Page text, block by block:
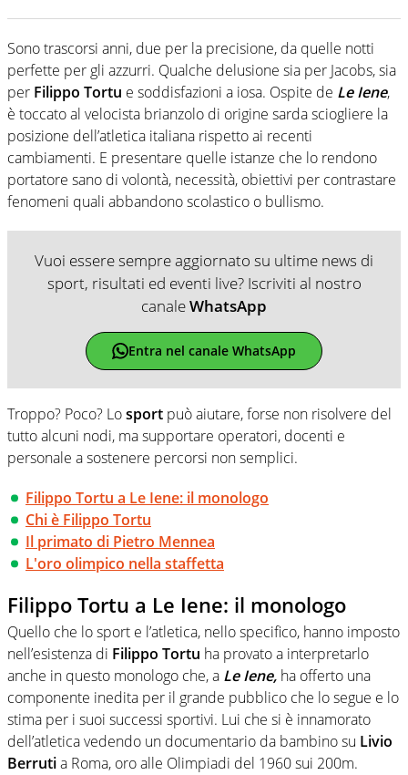
Sono trascorsi anni, due per la precisione, da quelle notti
perfette per gli azzurri. Qualche delusione sia per Jacobs, sia
per Filippo Tortu e soddisfazioni a iosa. Ospite de Le Iene,
è toccato al velocista brianzolo di origine sarda sciogliere la
posizione dell’atletica italiana rispetto ai recenti
cambiamenti. E presentare quelle istanze che lo rendono
portatore sano di volontà, necessità, obiettivi per contrastare
fenomeni quali abbandono scolastico o bullismo.
Vuoi essere sempre aggiornato su ultime news di
sport, risultati ed eventi live? Iscriviti al nostro
canaleWhatsApp
Entra nel canale WhatsApp
Troppo? Poco? Losport può aiutare, forse non risolvere del
tutto alcuni nodi, ma supportare operatori, docenti e
personale a sostenere percorsi non semplici.
Filippo Tortu a Le Iene: il monologo
Chi è Filippo Tortu
Il primato di Pietro Mennea
L'oro olimpico nella staffetta
Filippo Tortu a Le Iene: il monologo
Quello che lo sport e l’atletica, nello specifico, hanno imposto
nell’esistenza di Filippo Tortu ha provato a interpretarlo
anche in questo monologo che, a Le Iene, ha offerto una
componente inedita per il grande pubblico che lo segue e lo
stima per i suoi successi sportivi. Lui che si è innamorato
dell’atletica vedendo un documentario da bambino su Livio
Berrutia Roma, oro alle Olimpiadi del 1960 sui 200m.